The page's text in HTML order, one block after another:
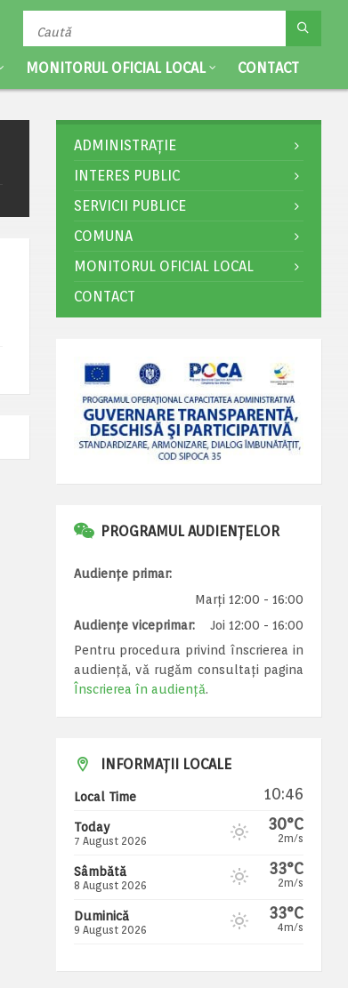
MONITORUL OFICIAL LOCAL CONTACT
ADMINISTRAȚIE
INTERES PUBLIC
SERVICII PUBLICE
COMUNA
MONITORUL OFICIAL LOCAL
CONTACT
PROGRAMUL AUDIENȚELOR
Audiențe primar:
Marți 12:00 - 16:00
Audiențe viceprimar:
Joi 12:00 - 16:00
Pentru procedura privind înscrierea in
audiență, vă rugăm consultați pagina
Înscrierea în audiență.
INFORMAȚII LOCALE
Local Time 10:46
Today
7 August 2026
30°C
2m/s
Sâmbătă
8 August 2026
33°C
2m/s
Duminică
9 August 2026
33°C
4m/s